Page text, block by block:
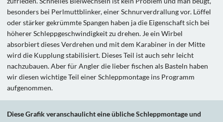
besonders bei Perlmuttblinker, einer Schnurverdrallung vor. Löffel
oder stärker gekrümmte Spangen haben ja die Eigenschaft sich bei
höherer Schleppgeschwindigkeit zu drehen. Je ein Wirbel
absorbiert dieses Verdrehen und mit dem Karabiner in der Mitte
wird die Kupplung stabilisiert. Dieses Teil ist auch sehr leicht
nachzubauen. Aber für Angler die lieber fischen als Basteln haben
wir diesen wichtige Teil einer Schleppmontage ins Programm
aufgenommen.
Diese Grafik veranschaulicht eine übliche Schleppmontage und